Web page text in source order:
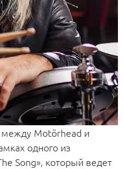
между Motörhead и
одного из
Song», который ведет